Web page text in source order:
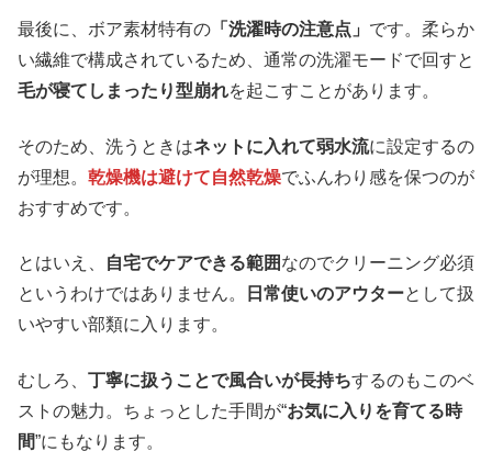
最後に、ボア素材特有の 「洗濯時の注意点」 です。柔らか
い繊維で構成されているため、通常の洗濯モードで回すと
毛が寝てしまったり型崩れを起こすことがあります。
そのため、洗うときはネットに入れて弱水流に設定するの
が理想。 乾燥機は避けて自然乾燥でふんわり感を保つのが
おすすめです。
とはいえ、 自宅でケアできる範囲なのでクリーニング必須
というわけではありません。
日常使いのアウターとして扱
いやすい部類に入ります。
むしろ、 丁寧に扱うことで風合いが長持ちするのもこのベ
ストの魅力。ちょっとした手間が“お気に入りを育てる時
間”にもなります。